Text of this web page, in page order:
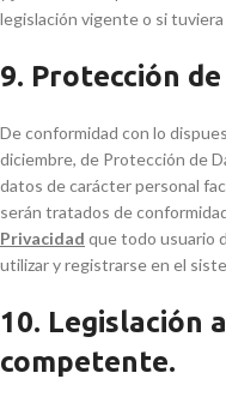
legislación vigente o si
9. Protección
De conformidad con lo
diciembre, de Protección de
datos de carácter personal
serán tratados de
Privacidad que todo usuario
utilizar y registrarse en el
10. Legislación
competente.